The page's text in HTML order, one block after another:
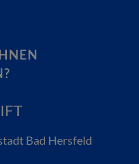
Bad Hersfeld